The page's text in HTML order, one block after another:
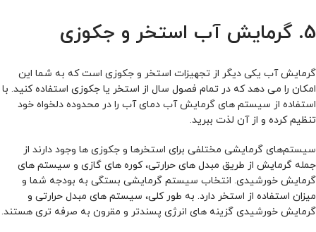
5. گرمایش آب استخر و جکوزی
گرمایش آب یکی دیگر از تجهیزات استخر و جکوزی است که به شما این
امکان را می‌ دهد که در تمام فصول سال از استخر یا جکوزی استفاده کنید. با
استفاده از سیستم‌ های گرمایش آب دمای آب را در محدوده دلخواه خود
تنظیم کرده و از آن لذت ببرید.
سیستم‌های گرمایشی مختلفی برای استخرها و جکوزی‌ ها وجود دارند از
جمله گرمایش از طریق مبدل‌ های حرارتی، کوره‌ های گازی و سیستم‌ های
گرمایش خورشیدی. انتخاب سیستم گرمایشی بستگی به بودجه شما و
میزان استفاده از استخر دارد. به‌ طور کلی، سیستم‌ های مبدل حرارتی و
گرمایش خورشیدی گزینه‌ های انرژی‌ پسندتر و مقرون‌ به‌ صرفه‌ تری هستند.